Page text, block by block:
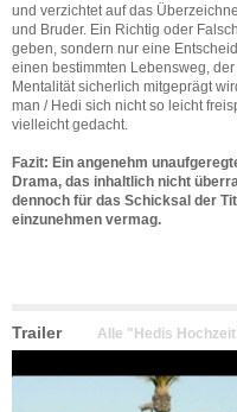
und verzichtet auf das
und Bruder. Ein Richtig oder
geben, sondern nur eine
einen bestimmten Lebensweg,
Mentalität sicherlich mitgeprägt
man / Hedi sich nicht so leicht
vielleicht gedacht.
Fazit: Ein angenehm
Drama, das inhaltlich nicht
dennoch für das Schicksal der
einzunehmen vermag.
Trailer Alle "Hedis